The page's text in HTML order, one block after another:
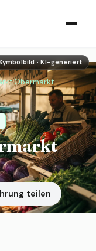
· KI-generiert
Obermarkt
teilen